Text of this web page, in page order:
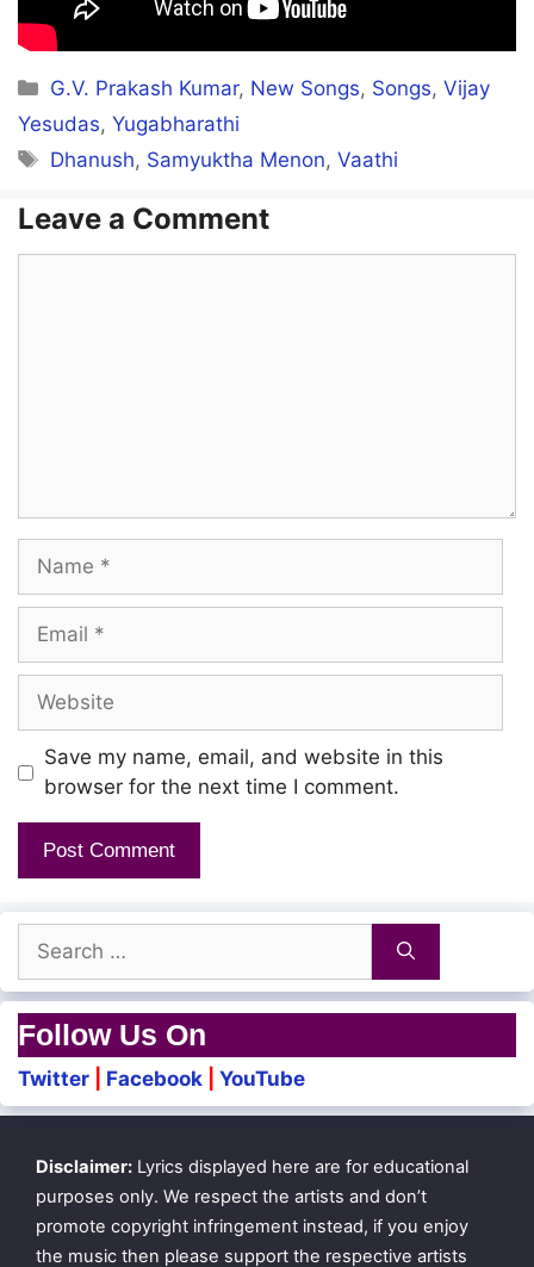
Categories
G.V. Prakash Kumar, New Songs, Songs,Vijay
Yesudas, Yugabharathi
Tags
Dhanush, Samyuktha Menon,Vaathi
Leave a Comment
Name
Email
Website
Save my name, email, and website in this
browser for the next time I comment.
Search
for:
Follow Us On
Twitter Facebook YouTube
Disclaimer: Lyrics displayed here are for educational
purposes only. We respect the artists and don’t
promote copyright infringement instead, if you enjoy
the music then please support the respective artists